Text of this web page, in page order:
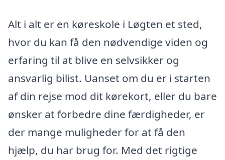
Alt i alt er en køreskole i Løgten et sted,
hvor du kan få den nødvendige viden og
erfaring til at blive en selvsikker og
ansvarlig bilist. Uanset om du er i starten
af din rejse mod dit kørekort, eller du bare
ønsker at forbedre dine færdigheder, er
der mange muligheder for at få den
hjælp, du har brug for. Med det rigtige